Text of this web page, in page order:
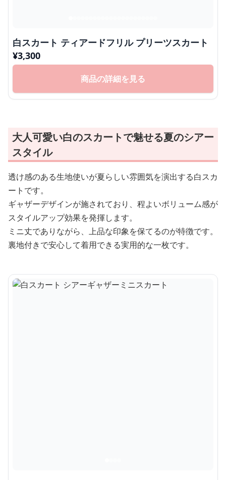
白スカート ティアードフリル プリーツスカート
¥3,300
商品の詳細を見る
大人可愛い白のスカートで魅せる夏のシアー
スタイル
透け感のある生地使いが夏らしい雰囲気を演出する白スカ
ートです。
ギャザーデザインが施されており、程よいボリューム感が
スタイルアップ効果を発揮します。
ミニ丈でありながら、上品な印象を保てるのが特徴です。
裏地付きで安心して着用できる実用的な一枚です。